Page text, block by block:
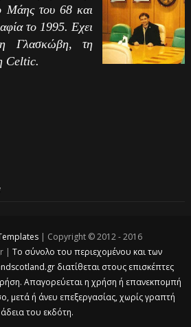
Μάης του 68 και
το 1995. Εχει
Γλασκώβη, τη
Celtic.
| Copyright © 2012 - 2016
|Το σύνολο του περιεχομένου και των
διατίθεται στους επισκέπτες
Απαγορεύεται η χρήση ή επανεκπομπή
μετά ή άνευ επεξεργασίας, χωρίς γραπτή
άδεια του εκδότη.